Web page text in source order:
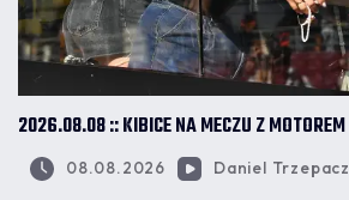
2026.08.08 :: KIBICE NA MECZU Z MOTOREM
08.08.2026 Daniel Trzepacz